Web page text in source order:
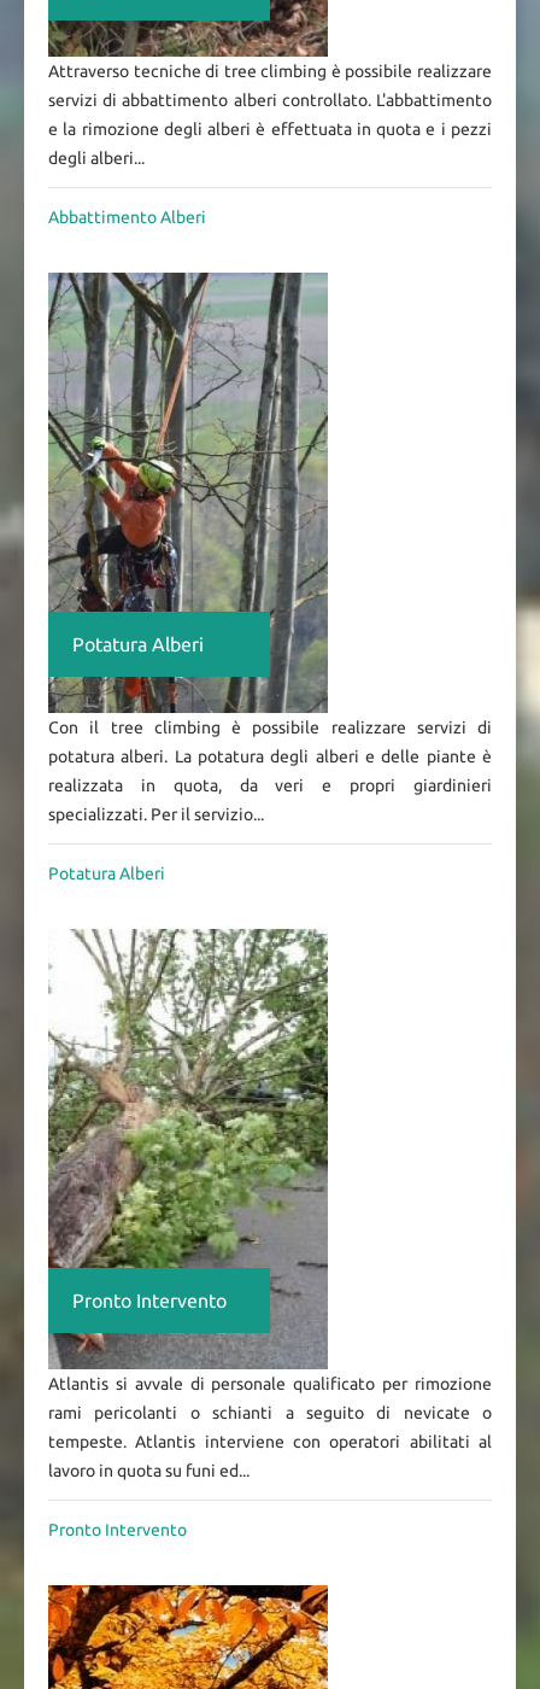
Attraverso tecniche di tree climbing è possibile realizzare
servizi di abbattimento alberi controllato. L'abbattimento
e la rimozione degli alberi è effettuata in quota e i pezzi
degli alberi...
Abbattimento Alberi
Potatura Alberi
Con il tree climbing è possibile realizzare servizi di
potatura alberi. La potatura degli alberi e delle piante è
realizzata in quota, da veri e propri giardinieri
specializzati. Per il servizio...
Potatura Alberi
Pronto Intervento
Atlantis si avvale di personale qualificato per rimozione
rami pericolanti o schianti a seguito di nevicate o
tempeste. Atlantis interviene con operatori abilitati al
lavoro in quota su funi ed...
Pronto Intervento